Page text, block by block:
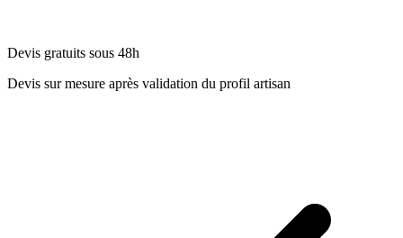
Devis gratuits sous 48h
Devis sur mesure après validation du profil artisan